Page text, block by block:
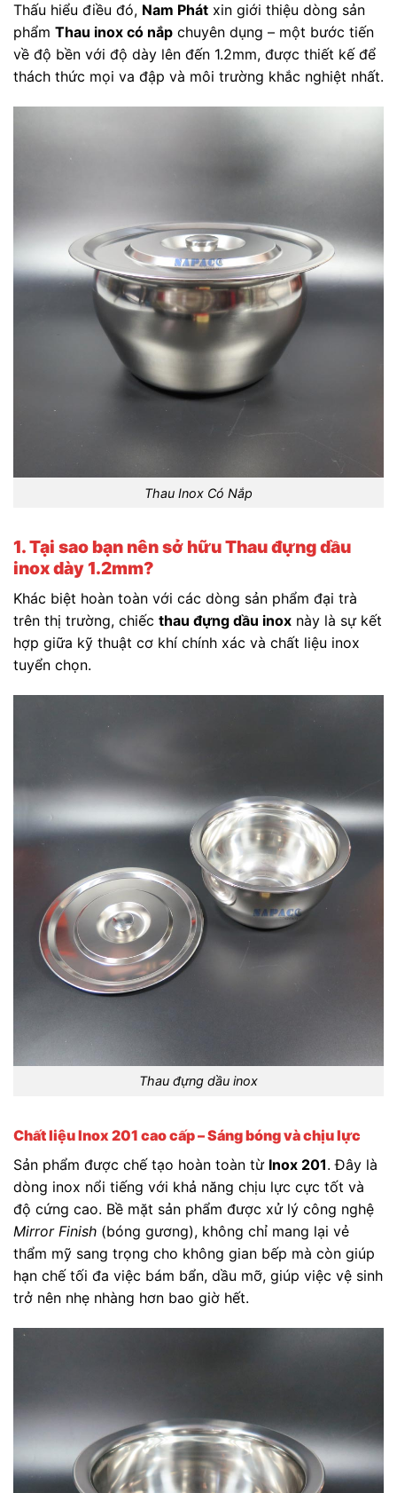
Thấu hiểu điều đó, Nam Phát xin giới thiệu dòng sản
phẩm Thau inox có nắp chuyên dụng – một bước tiến
về độ bền với độ dày lên đến 1.2mm, được thiết kế để
thách thức mọi va đập và môi trường khắc nghiệt nhất.
Thau Inox Có Nắp
1. Tại sao bạn nên sở hữu Thau đựng dầu
inox dày 1.2mm?
Khác biệt hoàn toàn với các dòng sản phẩm đại trà
trên thị trường, chiếc thau đựng dầu inox này là sự kết
hợp giữa kỹ thuật cơ khí chính xác và chất liệu inox
tuyển chọn.
Thau đựng dầu inox
Chất liệu Inox 201 cao cấp – Sáng bóng và chịu lực
Sản phẩm được chế tạo hoàn toàn từ Inox 201. Đây là
dòng inox nổi tiếng với khả năng chịu lực cực tốt và
độ cứng cao. Bề mặt sản phẩm được xử lý công nghệ
Mirror Finish (bóng gương), không chỉ mang lại vẻ
thẩm mỹ sang trọng cho không gian bếp mà còn giúp
hạn chế tối đa việc bám bẩn, dầu mỡ, giúp việc vệ sinh
trở nên nhẹ nhàng hơn bao giờ hết.